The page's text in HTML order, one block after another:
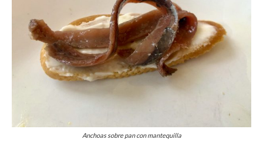
Anchoas sobre pan con mantequilla